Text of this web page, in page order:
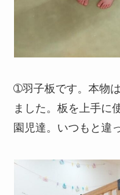
➀羽子板です。本物
ました。板を上手に
園児達。いつもと違